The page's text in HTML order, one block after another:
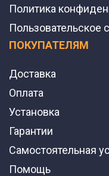
Политика
Пользовательское
ПОКУПАТЕЛЯМ
Доставка
Оплата
Установка
Гарантии
Самостоятельная
Помощь